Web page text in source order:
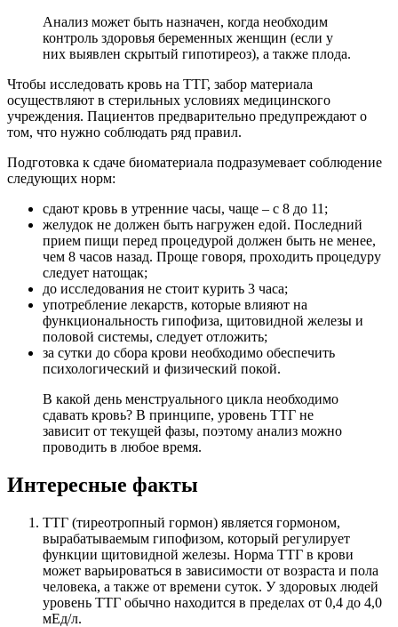
Анализ может быть назначен, когда необходим
контроль здоровья беременных женщин (если у
них выявлен скрытый гипотиреоз), а также плода.
Чтобы исследовать кровь на ТТГ, забор материала
осуществляют в стерильных условиях медицинского
учреждения. Пациентов предварительно предупреждают о
том, что нужно соблюдать ряд правил.
Подготовка к сдаче биоматериала подразумевает соблюдение
следующих норм:
сдают кровь в утренние часы, чаще – с 8 до 11;
желудок не должен быть нагружен едой. Последний
прием пищи перед процедурой должен быть не менее,
чем 8 часов назад. Проще говоря, проходить процедуру
следует натощак;
до исследования не стоит курить 3 часа;
употребление лекарств, которые влияют на
функциональность гипофиза, щитовидной железы и
половой системы, следует отложить;
за сутки до сбора крови необходимо обеспечить
психологический и физический покой.
В какой день менструального цикла необходимо
сдавать кровь? В принципе, уровень ТТГ не
зависит от текущей фазы, поэтому анализ можно
проводить в любое время.
Интересные факты
ТТГ (тиреотропный гормон) является гормоном,
вырабатываемым гипофизом, который регулирует
функции щитовидной железы. Норма ТТГ в крови
может варьироваться в зависимости от возраста и пола
человека, а также от времени суток. У здоровых людей
уровень ТТГ обычно находится в пределах от 0,4 до 4,0
мЕд/л.